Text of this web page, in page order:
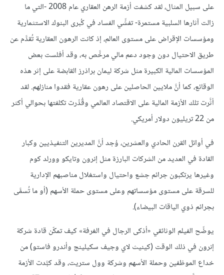
على سبيل المثال، لقد كشفت أزمة الرهن العقاري عام 2008 -التي ما
زالت آثارها السلبية مستمرة- تفشِّي الفساد في كُبرى البنوك الاستثمارية
ومؤسسات الإقراض على مستوى العالم، إذ كانت الرهون العقارية تُقدَّم عن
طريق الاحتيال دون وجود دعم مالي مرخَّص به، وقد أفلست بعض
المؤسسات المالية الكبيرة مثل شركة ليمان براذرز القابضة على إثر هذه
الوقائع، كما أنَّ ملايين الحاصلين على رهون عقارية فقدوا منازلهم. لقد
أثَّرت تلك الأزمة المالية على الاقتصاد العالمي وقُدِّرت تكلفتها بحوالي أكثر
من 22 تريليون دولار أمريكي.
في أوائل القرن الحادي والعشرين، وُجد أنَّ المديرين التنفيذيين وكبار
القادة في العديد من الشركات البارزة مثل إنرون وتايكو وورلد كوم
وغيرها يرتكبون جرائم جشع واحتيال واستغلال مناصبهم الإدارية
للسرقة على مستوى مؤسساتهم وعلى مستوى حملة الأسهم (أو ما تُسمَّى
بجرائم ذوي الياقات البيضاء).
يوضِّح الفيلم الوثائقي «أذكى الرجال في الغرفة» كيف تمكّن قادة شركة
إنرون في ذلك الوقت (كينيث لاي وجيف سكيلينج وأندرو فاستو) من
خداع الموظفين وحملة الأسهم وشركة وول ستريت، وقد كبَّدت الأزمة